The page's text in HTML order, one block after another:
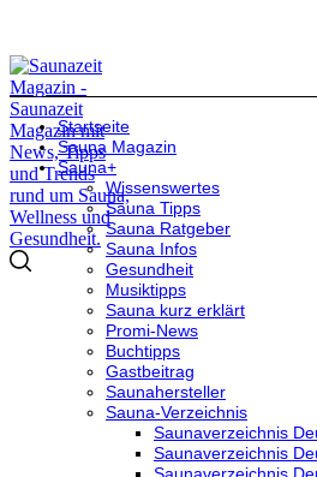
Startseite
Sauna Magazin
Sauna+
Wissenswertes
Sauna Tipps
Sauna Ratgeber
Sauna Infos
Gesundheit
Musiktipps
Sauna kurz erklärt
Promi-News
Buchtipps
Gastbeitrag
Saunahersteller
Sauna-Verzeichnis
Saunaverzeichnis
Saunaverzeichnis